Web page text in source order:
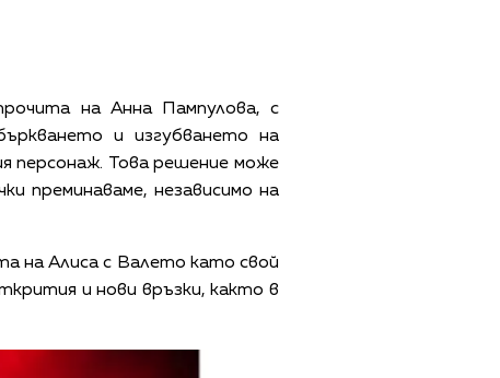
на Анна Пампулова, с
и изгубването на
персонаж. Това решение може
преминаваме, независимо на
на Алиса с Валето като свой
и нови връзки, както в